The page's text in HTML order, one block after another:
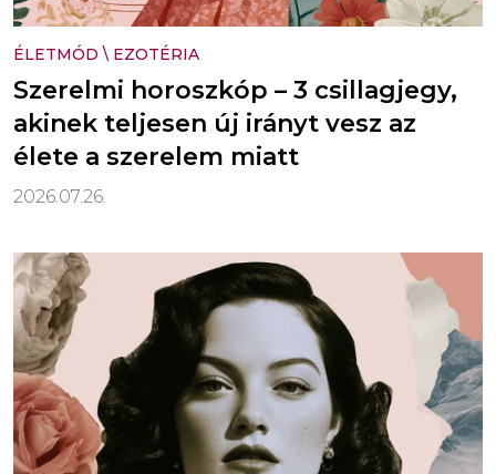
ÉLETMÓD \ EZOTÉRIA
Szerelmi horoszkóp – 3 csillagjegy,
akinek teljesen új irányt vesz az
élete a szerelem miatt
2026.07.26.